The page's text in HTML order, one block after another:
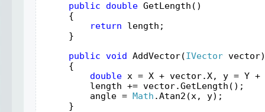
public
double GetLength ()
     {
return
length ;
     }
public void AddVector(IVector vector)
     {
double x = X + vector.X, y = Y +
length += vector.GetLength ();
angle = Math .Atan2 (x, y);
     }